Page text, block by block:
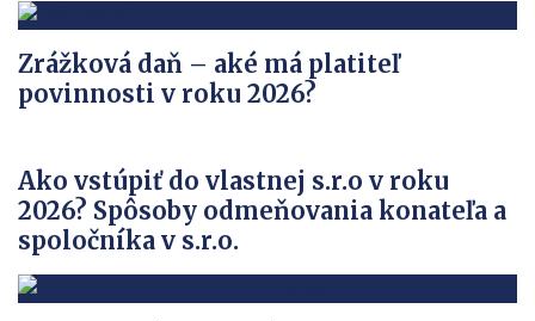
Zrážková daň – aké má platiteľ
povinnosti v roku 2026?
Ako vstúpiť do vlastnej s.r.o v roku
2026? Spôsoby odmeňovania konateľa a
spoločníka v s.r.o.